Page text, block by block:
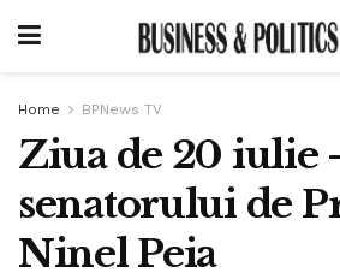
Home BPNews TV
Ziua de 20 iulie
senatorului de
Ninel Peia